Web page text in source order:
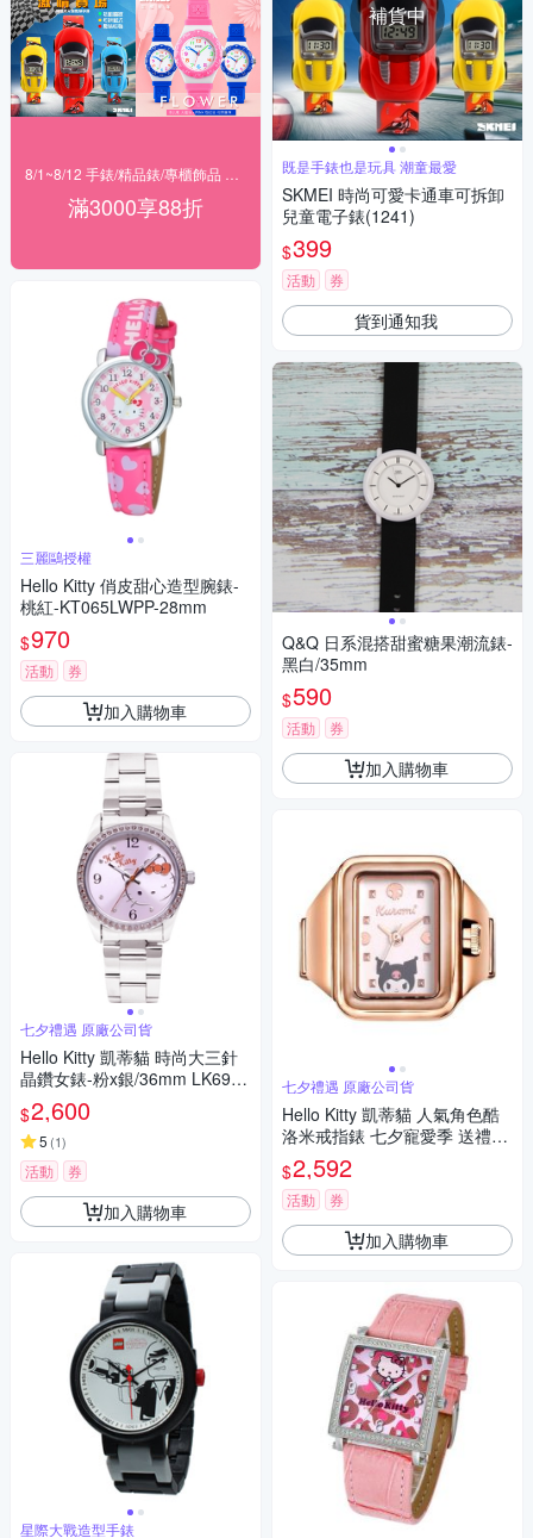
滿3000享88折
三麗鷗授權
Hello Kitty 俏皮甜心造型腕錶-
桃紅-KT065LWPP-28mm
$970
活動 券
加入購物車
七夕禮遇 原廠公司貨
Hello Kitty 凱蒂貓 時尚大三針
晶鑽女錶-粉x銀/36mm LK691L
WPA-S 七夕寵愛季 送禮推薦
$2,600
5 (1)
活動 券
加入購物車
星際大戰造型手錶
補貨中
既是手錶也是玩具 潮童最愛
SKMEI 時尚可愛卡通車可拆卸
兒童電子錶(1241)
$399
活動 券
貨到通知我
Q&Q 日系混搭甜蜜糖果潮流錶-
黑白/35mm
$590
活動 券
加入購物車
七夕禮遇 原廠公司貨
Hello Kitty 凱蒂貓 人氣角色酷
洛米戒指錶 七夕寵愛季 送禮推
薦-玫瑰金 LK713LRWI-A
$2,592
活動 券
加入購物車